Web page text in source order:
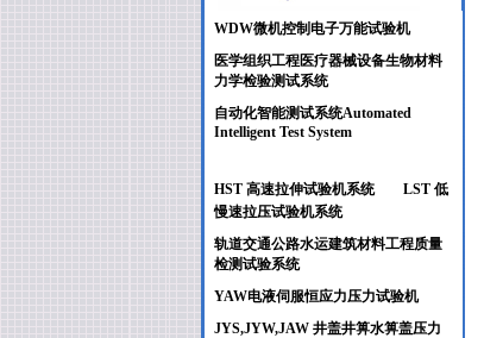
WDW微机控制电子万能试验机
医学组织工程医疗器械设备生物材料
力学检验测试系统
自动化智能测试系统Automated
Intelligent Test System
HST 高速拉伸试验机系统
LST 低
慢速拉压试验机系统
轨道交通公路水运建筑材料工程质量
检测试验系统
YAW电液伺服恒应力压力试验机
JYS,JYW,JAW 井盖井箅水箅盖压力